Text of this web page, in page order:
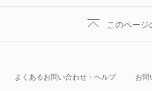
このペー
よくあるお問い合わせ・ヘルプ お問